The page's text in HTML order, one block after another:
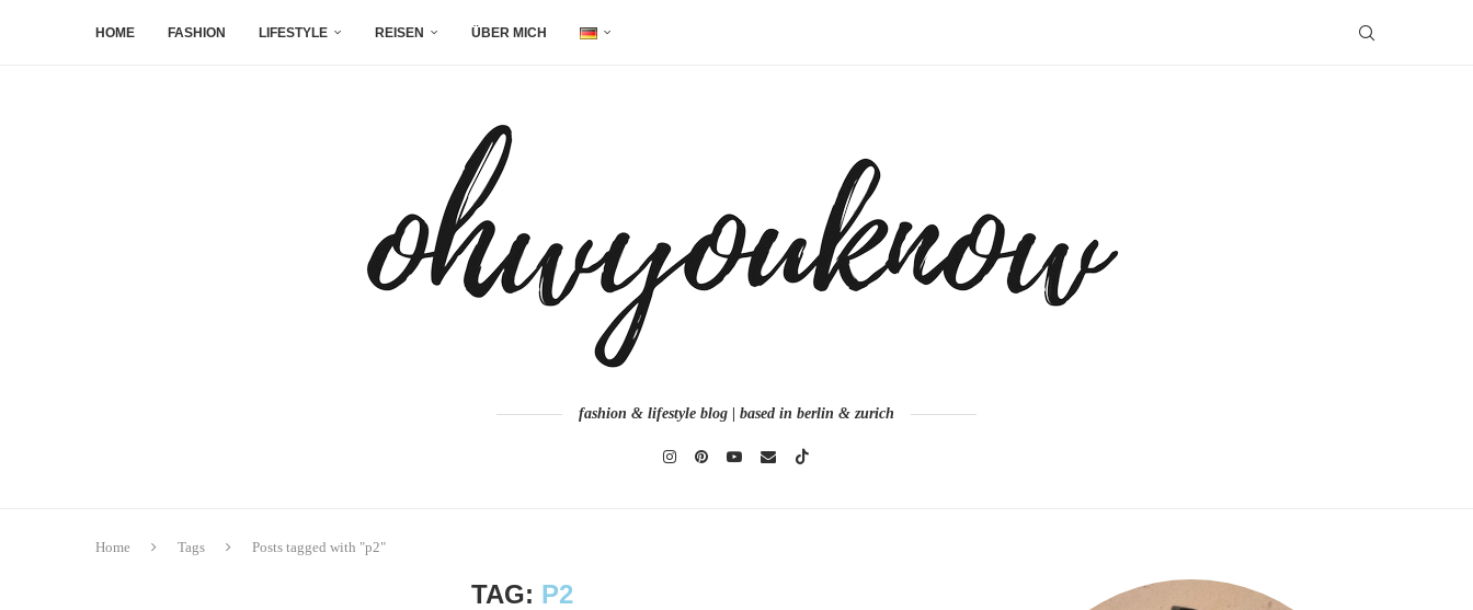
HOME FASHION LIFESTYLE REISEN ÜBER MICH
fashion & lifestyle blog | based in berlin & zurich
Home Tags Posts tagged with "p2"
TAG: P2